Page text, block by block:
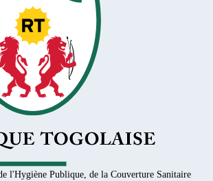
l'Hygiène Publique, de la Couverture Sanitaire